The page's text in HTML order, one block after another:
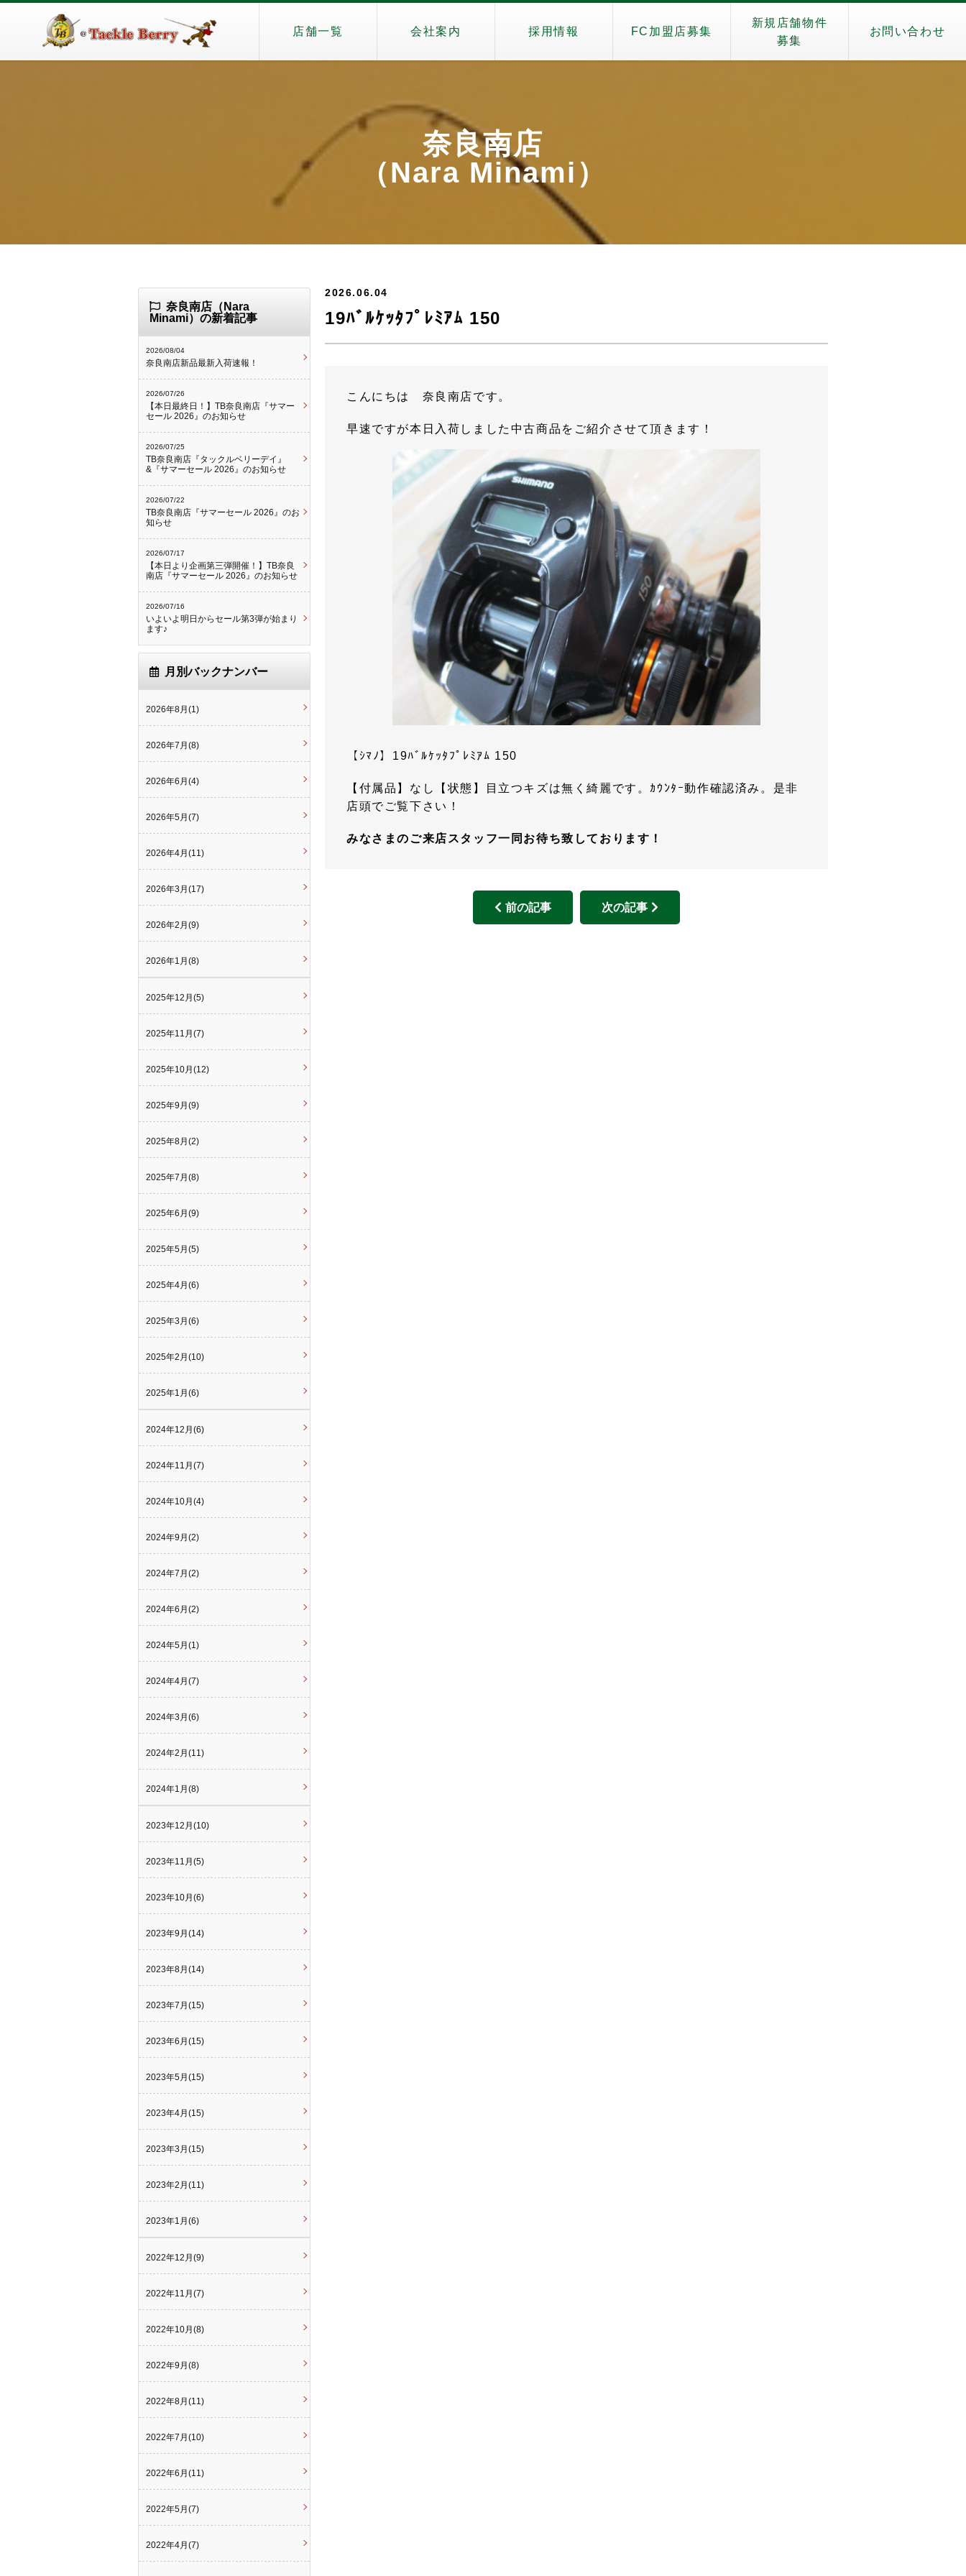
店舗一覧 会社案内 採用情報 FC加盟店募集
新規店舗物件
募集
お問い合わせ
奈良南店
（Nara Minami）
2026.06.04
19ﾊﾞﾙｹｯﾀﾌﾟﾚﾐｱﾑ 150
こんにちは 奈良南店です。
早速ですが本日入荷しました中古商品をご紹介させて頂きます！
【ｼﾏﾉ】19ﾊﾞﾙｹｯﾀﾌﾟﾚﾐｱﾑ 150
【付属品】なし【状態】目立つキズは無く綺麗です。ｶｳﾝﾀｰ動作確認済み。是非
店頭でご覧下さい！
みなさまのご来店スタッフ一同お待ち致しております！
前の記事 次の記事
奈良南店（Nara
Minami）の新着記事
2026/08/04
奈良南店新品最新入荷速報！
2026/07/26
【本日最終日！】TB奈良南店『サマー
セール 2026』のお知らせ
2026/07/25
TB奈良南店『タックルベリーデイ』
&『サマーセール 2026』のお知らせ
2026/07/22
TB奈良南店『サマーセール 2026』のお
知らせ
2026/07/17
【本日より企画第三弾開催！】TB奈良
南店『サマーセール 2026』のお知らせ
2026/07/16
いよいよ明日からセール第3弾が始まり
ます♪
月別バックナンバー
2026年8月(1)
2026年7月(8)
2026年6月(4)
2026年5月(7)
2026年4月(11)
2026年3月(17)
2026年2月(9)
2026年1月(8)
2025年12月(5)
2025年11月(7)
2025年10月(12)
2025年9月(9)
2025年8月(2)
2025年7月(8)
2025年6月(9)
2025年5月(5)
2025年4月(6)
2025年3月(6)
2025年2月(10)
2025年1月(6)
2024年12月(6)
2024年11月(7)
2024年10月(4)
2024年9月(2)
2024年7月(2)
2024年6月(2)
2024年5月(1)
2024年4月(7)
2024年3月(6)
2024年2月(11)
2024年1月(8)
2023年12月(10)
2023年11月(5)
2023年10月(6)
2023年9月(14)
2023年8月(14)
2023年7月(15)
2023年6月(15)
2023年5月(15)
2023年4月(15)
2023年3月(15)
2023年2月(11)
2023年1月(6)
2022年12月(9)
2022年11月(7)
2022年10月(8)
2022年9月(8)
2022年8月(11)
2022年7月(10)
2022年6月(11)
2022年5月(7)
2022年4月(7)